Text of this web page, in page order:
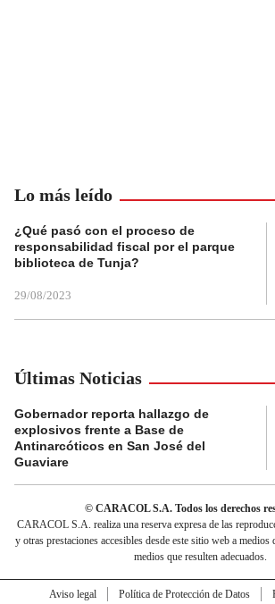
Lo más leído
¿Qué pasó con el proceso de
responsabilidad fiscal por el parque
biblioteca de Tunja?
29/08/2023
Últimas Noticias
Gobernador reporta hallazgo de
explosivos frente a Base de
Antinarcóticos en San José del
Guaviare
© CARACOL S.A. Todos los derechos
CARACOL S.A. realiza una reserva expresa de las
y otras prestaciones accesibles desde este sitio web a medios
medios que resulten adecuados.
Aviso legal Política de Protección de Datos